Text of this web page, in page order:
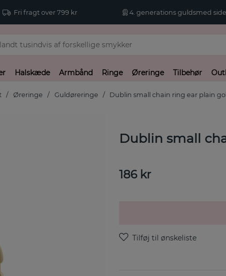
Fri fragt over 799 kr 4. generations guldsmed
Halskæde Armbånd Ringe Øreringe Tilbehør
Øreringe Guldøreringe Dublin small chain ring ear plain
Dublin small
186kr